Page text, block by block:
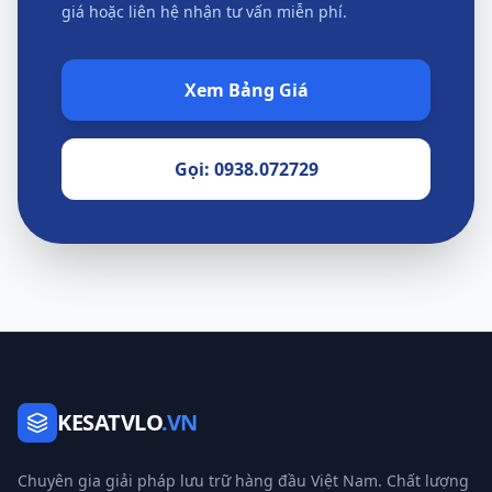
giá hoặc liên hệ nhận tư vấn miễn phí.
Xem Bảng Giá
Gọi: 0938.072729
KESATVLO.VN
Chuyên gia giải pháp lưu trữ hàng đầu Việt Nam. Chất lượng